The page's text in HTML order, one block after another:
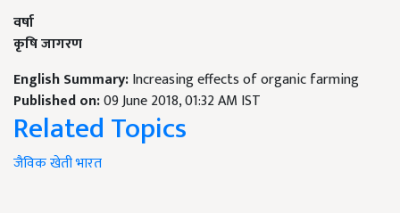
वर्षा
कृषि जागरण
English Summary:Increasing effects of organic farming
Published on:09 June 2018, 01:32 AM IST
Related Topics
जैविकखेतीभारत